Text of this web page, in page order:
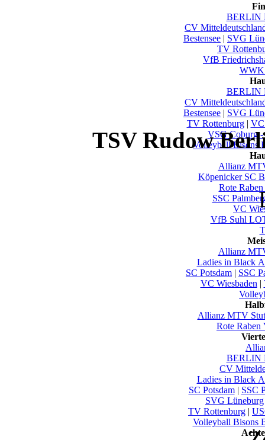
BERLIN
CV
Bestensee | SVG
TV
VfB
WWK
BERLIN
CV
Bestensee | SVG
TV Rottenburg| VC
VSG Coburg -
Volleyball Bisons
Allianz
Köpenicker SC
Rote
SSC
VC
VfB Suhl
Allianz
Ladies in Black
SC Potsdam | SSC
VC Wiesbaden |
Allianz MTV
Rote Raben
BERLIN
CV
Ladies in Black
SC Potsdam| SSC
SVG Lüneburg
TV Rottenburg |
Volleyball Bisons
TSV Rudow